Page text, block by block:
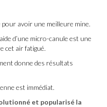
avoir une meilleure mine.
d’une micro-canule est une
cet air fatigué.
donne des résultats
est immédiat.
et popularisé la